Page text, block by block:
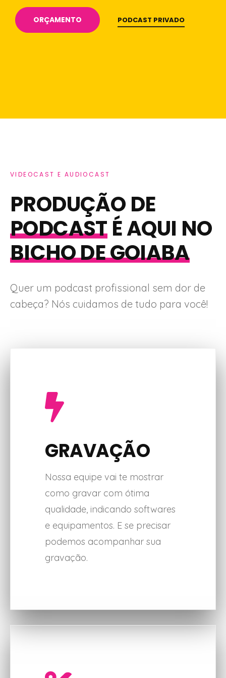
ORÇAMENTO PODCAST PRIVADO
VIDEOCAST E AUDIOCAST
PRODUÇÃO DE
PODCASTÉ AQUI NO
BICHO DE GOIABA
Quer um podcast profissional sem dor de
cabeça? Nós cuidamos de tudo para você!
GRAVAÇÃO
Nossa equipe vai te mostrar
como gravar com ótima
qualidade, indicando softwares
e equipamentos. E se precisar
podemos acompanhar sua
gravação.